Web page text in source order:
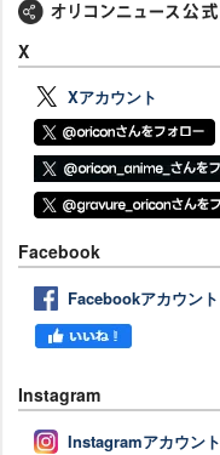
X
Xアカウント
Facebook
Facebookアカウント
Instagram
Instagramアカウント